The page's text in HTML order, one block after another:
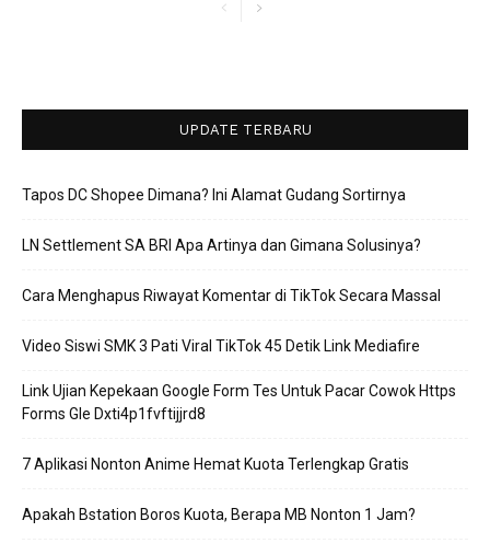
UPDATE TERBARU
Tapos DC Shopee Dimana? Ini Alamat Gudang Sortirnya
LN Settlement SA BRI Apa Artinya dan Gimana Solusinya?
Cara Menghapus Riwayat Komentar di TikTok Secara Massal
Video Siswi SMK 3 Pati Viral TikTok 45 Detik Link Mediafire
Link Ujian Kepekaan Google Form Tes Untuk Pacar Cowok Https
Forms Gle Dxti4p1fvftijjrd8
7 Aplikasi Nonton Anime Hemat Kuota Terlengkap Gratis
Apakah Bstation Boros Kuota, Berapa MB Nonton 1 Jam?